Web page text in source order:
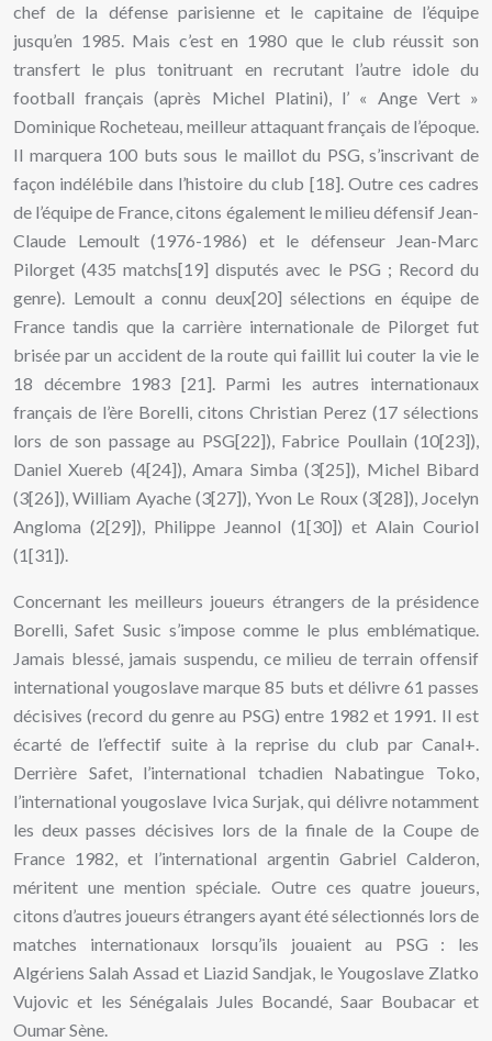
chef de la défense parisienne et le capitaine de l’équipe
jusqu’en 1985. Mais c’est en 1980 que le club réussit son
transfert le plus tonitruant en recrutant l’autre idole du
football français (après Michel Platini), l’ « Ange Vert »
Dominique Rocheteau, meilleur attaquant français de l’époque.
Il marquera 100 buts sous le maillot du PSG, s’inscrivant de
façon indélébile dans l’histoire du club [18]. Outre ces cadres
de l’équipe de France, citons également le milieu défensif Jean-
Claude Lemoult (1976-1986) et le défenseur Jean-Marc
Pilorget (435 matchs[19] disputés avec le PSG ; Record du
genre). Lemoult a connu deux[20] sélections en équipe de
France tandis que la carrière internationale de Pilorget fut
brisée par un accident de la route qui faillit lui couter la vie le
18 décembre 1983 [21]. Parmi les autres internationaux
français de l’ère Borelli, citons Christian Perez (17 sélections
lors de son passage au PSG[22]), Fabrice Poullain (10[23]),
Daniel Xuereb (4[24]), Amara Simba (3[25]), Michel Bibard
(3[26]), William Ayache (3[27]), Yvon Le Roux (3[28]), Jocelyn
Angloma (2[29]), Philippe Jeannol (1[30]) et Alain Couriol
(1[31]).
Concernant les meilleurs joueurs étrangers de la présidence
Borelli, Safet Susic s’impose comme le plus emblématique.
Jamais blessé, jamais suspendu, ce milieu de terrain offensif
international yougoslave marque 85 buts et délivre 61 passes
décisives (record du genre au PSG) entre 1982 et 1991. Il est
écarté de l’effectif suite à la reprise du club par Canal+.
Derrière Safet, l’international tchadien Nabatingue Toko,
l’international yougoslave Ivica Surjak, qui délivre notamment
les deux passes décisives lors de la finale de la Coupe de
France 1982, et l’international argentin Gabriel Calderon,
méritent une mention spéciale. Outre ces quatre joueurs,
citons d’autres joueurs étrangers ayant été sélectionnés lors de
matches internationaux lorsqu’ils jouaient au PSG : les
Algériens Salah Assad et Liazid Sandjak, le Yougoslave Zlatko
Vujovic et les Sénégalais Jules Bocandé, Saar Boubacar et
Oumar Sène.